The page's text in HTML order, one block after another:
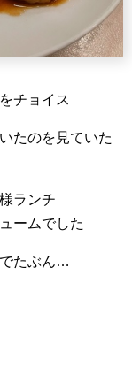
チョイス
たのを見ていた
ランチ
ームでした
たぶん…